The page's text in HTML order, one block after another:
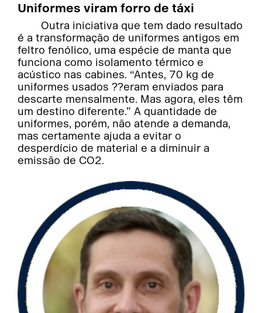
Uniformes viram forro de táxi
Outra iniciativa que tem dado resultado
é a transformação de uniformes antigos em
feltro fenólico, uma espécie de manta que
funciona como isolamento térmico e
acústico nas cabines. “Antes, 70 kg de
uniformes usados ??eram enviados para
descarte mensalmente. Mas agora, eles têm
um destino diferente.” A quantidade de
uniformes, porém, não atende a demanda,
mas certamente ajuda a evitar o
desperdício de material e a diminuir a
emissão de CO2.